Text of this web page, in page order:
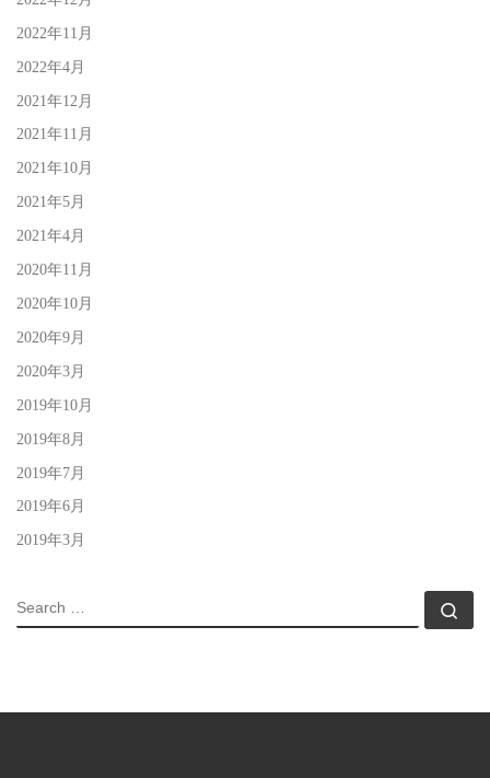
2022年11月
2022年4月
2021年12月
2021年11月
2021年10月
2021年5月
2021年4月
2020年11月
2020年10月
2020年9月
2020年3月
2019年10月
2019年8月
2019年7月
2019年6月
2019年3月
SEARCH